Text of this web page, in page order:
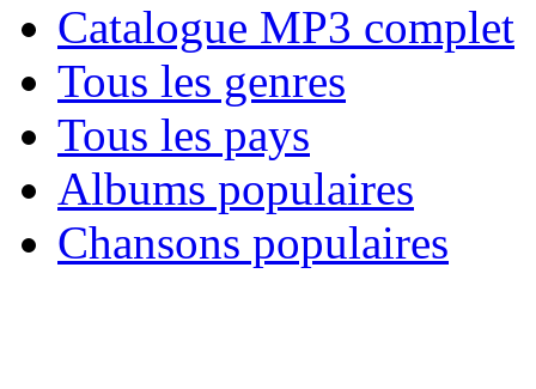
Catalogue MP3 complet
Tous les genres
Tous les pays
Albums populaires
Chansons populaires